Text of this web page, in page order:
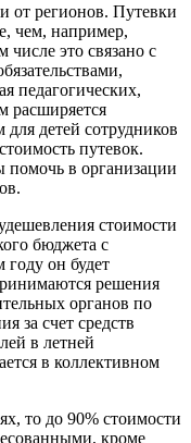
от регионов. Путевки
чем, например,
числе это связано с
педагогических,
расширяется
детей сотрудников
путевок.
помочь в организации
стоимости
бюджета с
году он будет
решения
органов по
за счет средств
в летней
в коллективном
то до 90% стоимости
кроме